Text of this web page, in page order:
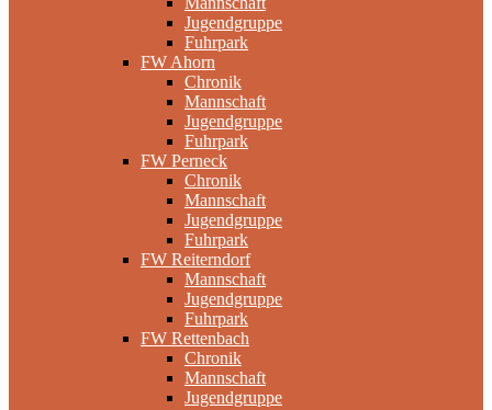
Jugendgruppe
Fuhrpark
FW Ahorn
Chronik
Mannschaft
Jugendgruppe
Fuhrpark
FW Perneck
Chronik
Mannschaft
Jugendgruppe
Fuhrpark
FW Reiterndorf
Mannschaft
Jugendgruppe
Fuhrpark
FW Rettenbach
Chronik
Mannschaft
Jugendgruppe